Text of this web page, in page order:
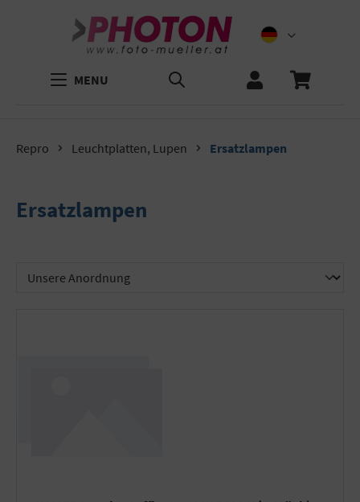
MENU
Repro Leuchtplatten, Lupen Ersatzlampen
Ersatzlampen